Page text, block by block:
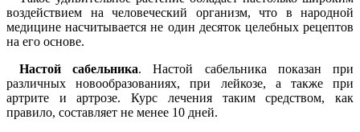
воздействием на человеческий организм, что в народной
медицине насчитывается не один десяток целебных рецептов
на его основе.
Настой сабельника. Настой сабельника показан при
различных новообразованиях, при лейкозе, а также при
артрите и артрозе. Курс лечения таким средством, как
правило, составляет не менее 10 дней.